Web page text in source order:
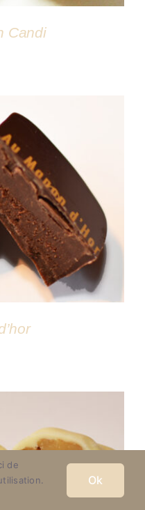
Candi
de
Ok